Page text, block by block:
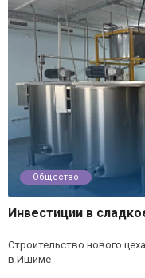
Общество
Инвестиции в
Строительство нового
в Ишиме